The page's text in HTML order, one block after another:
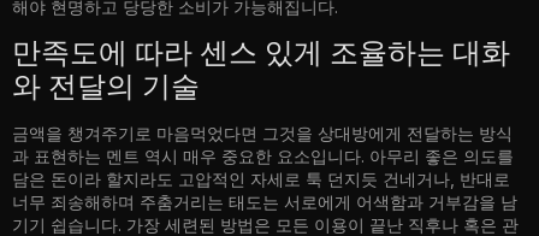
해야 현명하고 당당한 소비가 가능해집니다.
만족도에 따라 센스 있게 조율하는 대화
와 전달의 기술
금액을 챙겨주기로 마음먹었다면 그것을 상대방에게 전달하는 방식
과 표현하는 멘트 역시 매우 중요한 요소입니다. 아무리 좋은 의도를
담은 돈이라 할지라도 고압적인 자세로 툭 던지듯 건네거나, 반대로
너무 죄송해하며 주춤거리는 태도는 서로에게 어색함과 거부감을 남
기기 쉽습니다. 가장 세련된 방법은 모든 이용이 끝난 직후나 혹은 관